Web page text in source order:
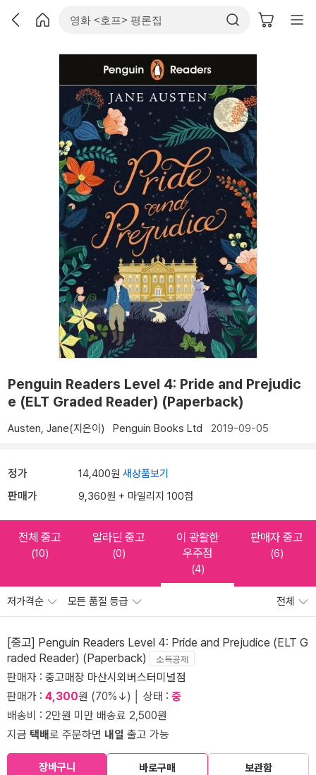
Penguin Readers Level 4: Pride and Prejudic
e (ELT Graded Reader) (Paperback)
Austen, Jane(지은이) Penguin Books Ltd 2019-09-05
정가 14,400원 새상품보기
판매가 9,360원 + 마일리지 100점
전체 중고
(10)
알라딘 중고
(0)
이 광활한
우주점
(4)
판매자 중고
(6)
저가격순 모든 품질 등급 전체
[중고] Penguin Readers Level 4: Pride and Prejudice (ELT G
raded Reader) (Paperback)
소득공제
판매자 : 중고매장 마산시외버스터미널점
판매가 : 4,300원 (70%↓) │ 상태 : 중
배송비 : 2만원 미만 배송료 2,500원
지금 택배로 주문하면 내일 출고 가능
장바구니 바로구매 보관함